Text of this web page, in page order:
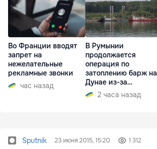
Во Франции вводят
запрет на
нежелательные
рекламные звонки
час назад
В Румынии
продолжается
операция по
затоплению барж на
Дунае из-за
ситуации на АЭС
2 часа назад
Sputnik 23 июня 2015, 15:20 1 312